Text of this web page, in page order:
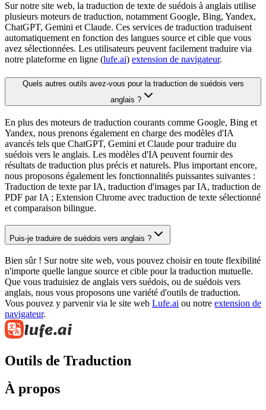
Sur notre site web, la traduction de texte de suédois à anglais utilise
plusieurs moteurs de traduction, notamment Google, Bing, Yandex,
ChatGPT, Gemini et Claude. Ces services de traduction traduisent
automatiquement en fonction des langues source et cible que vous
avez sélectionnées. Les utilisateurs peuvent facilement traduire via
notre plateforme en ligne (lufe.ai) extension de navigateur.
Quels autres outils avez-vous pour la traduction de suédois vers
anglais ?
En plus des moteurs de traduction courants comme Google, Bing et
Yandex, nous prenons également en charge des modèles d'IA
avancés tels que ChatGPT, Gemini et Claude pour traduire du
suédois vers le anglais. Les modèles d'IA peuvent fournir des
résultats de traduction plus précis et naturels. Plus important encore,
nous proposons également les fonctionnalités puissantes suivantes :
Traduction de texte par IA, traduction d'images par IA, traduction de
PDF par IA ; Extension Chrome avec traduction de texte sélectionné
et comparaison bilingue.
Puis-je traduire de suédois vers anglais ?
Bien sûr ! Sur notre site web, vous pouvez choisir en toute flexibilité
n'importe quelle langue source et cible pour la traduction mutuelle.
Que vous traduisiez de anglais vers suédois, ou de suédois vers
anglais, nous vous proposons une variété d'outils de traduction.
Vous pouvez y parvenir via le site web Lufe.ai ou notre extension de
navigateur.
Outils de Traduction
À propos